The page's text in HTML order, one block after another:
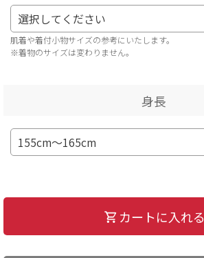
肌着や着付小物サイズの参考にいたします。
※着物のサイズは変わりません。
身長
カートに入れる